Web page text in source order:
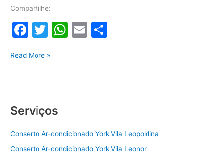
Compartilhe:
F
c
o
k
T
itt
W E
Limpeza
Read More »
Serviços
Conserto Ar-condicionado York Vila Leopoldina
Conserto Ar-condicionado York Vila Leonor